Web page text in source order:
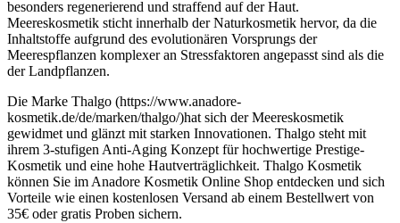
besonders regenerierend und straffend auf der Haut.
Meereskosmetik sticht innerhalb der Naturkosmetik hervor, da die
Inhaltstoffe aufgrund des evolutionären Vorsprungs der
Meerespflanzen komplexer an Stressfaktoren angepasst sind als die
der Landpflanzen.
Die Marke Thalgo (https://www.anadore-
kosmetik.de/de/marken/thalgo/)hat sich der Meereskosmetik
gewidmet und glänzt mit starken Innovationen. Thalgo steht mit
ihrem 3-stufigen Anti-Aging Konzept für hochwertige Prestige-
Kosmetik und eine hohe Hautverträglichkeit. Thalgo Kosmetik
können Sie im Anadore Kosmetik Online Shop entdecken und sich
Vorteile wie einen kostenlosen Versand ab einem Bestellwert von
35€ oder gratis Proben sichern.